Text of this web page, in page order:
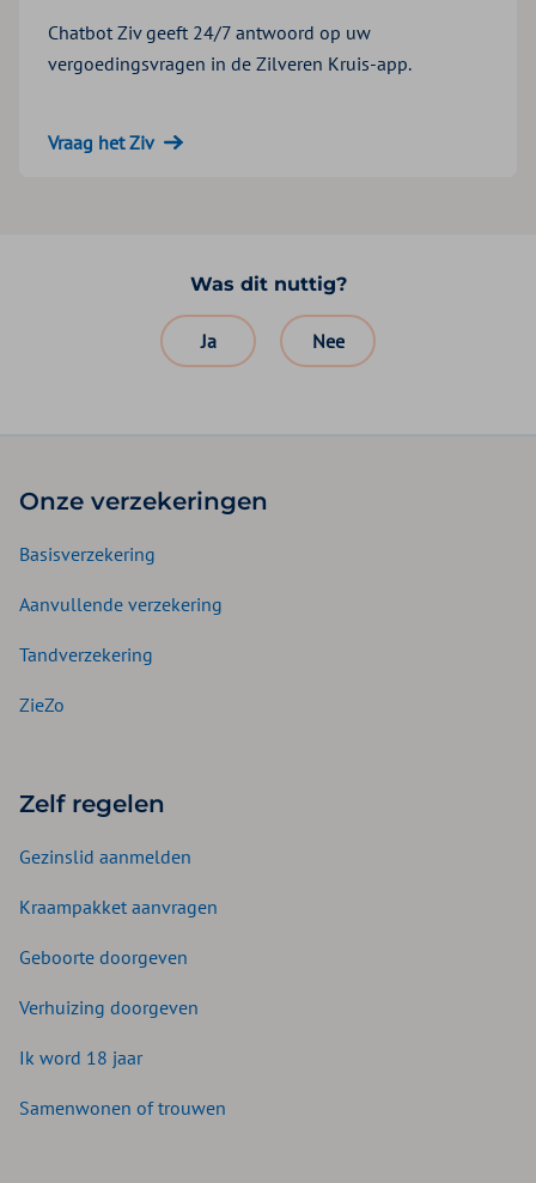
Chatbot Ziv geeft 24/7 antwoord op uw
vergoedingsvragen in de Zilveren Kruis-app.
Vraag het Ziv
Was dit nuttig?
Ja Nee
Onze verzekeringen
Basisverzekering
Aanvullende verzekering
Tandverzekering
ZieZo
Zelf regelen
Gezinslid aanmelden
Kraampakket aanvragen
Geboorte doorgeven
Verhuizing doorgeven
Ik word 18 jaar
Samenwonen of trouwen